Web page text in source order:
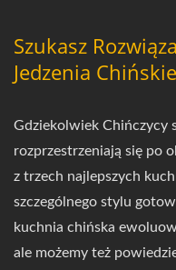
Szukasz
Jedzenia
Gdziekolwiek Chińczycy
rozprzestrzeniają się po
z trzech najlepszych
szczególnego stylu
kuchnia chińska
ale możemy też